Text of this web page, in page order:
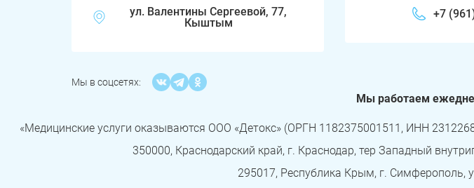
ул. Валентины Сергеевой, 77,
Кыштым
+7
Мы в соцсетях:
Мы работаем
«Медицинские услуги оказываются ООО «Детокс» (ОРГН 1182375001511, ИНН
350000, Краснодарский край, г. Краснодар, тер Западный
295017, Республика Крым, г. Симферополь,